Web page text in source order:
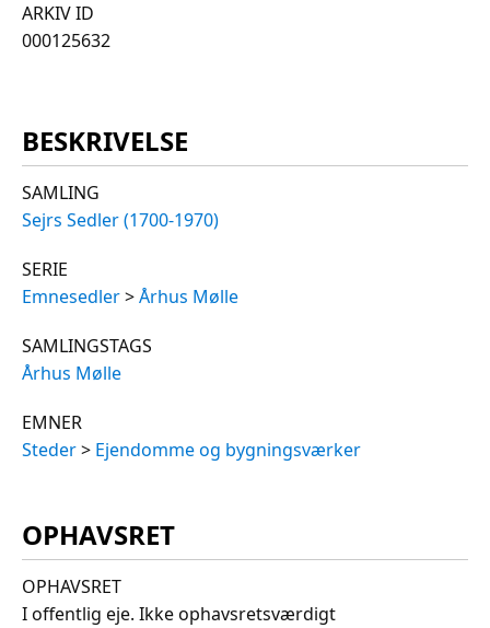
ARKIV ID
000125632
BESKRIVELSE
SAMLING
Sejrs Sedler (1700-1970)
SERIE
Emnesedler>Århus Mølle
SAMLINGSTAGS
Århus Mølle
EMNER
Steder> Ejendomme og bygningsværker
OPHAVSRET
OPHAVSRET
I offentlig eje. Ikke ophavsretsværdigt